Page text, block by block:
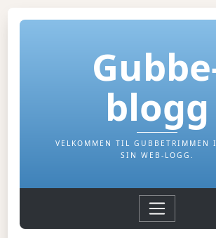
blogg
VELKOMMEN TIL GUBBETRIMMEN
SIN WEB-LOGG.